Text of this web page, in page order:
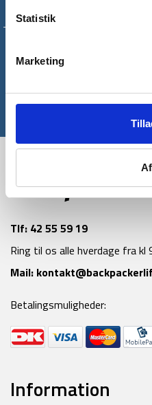
Statistik
Marketing
Tilmeld dig vores nyhedsbrev
Tlf: 42 55 59 19
Ring til os alle hverdage fra kl
Mail:
Betalingsmuligheder:
Information